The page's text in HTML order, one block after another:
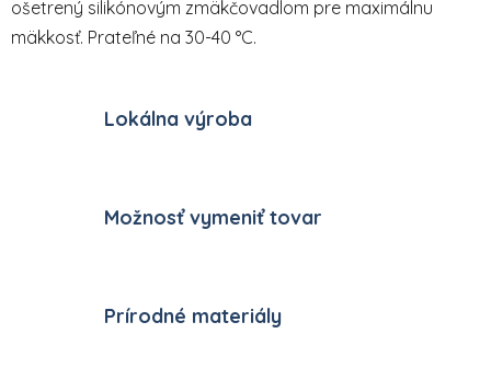
ošetrený silikónovým zmäkčovadlom pre maximálnu
mäkkosť. Prateľné na 30-40 °C.
Lokálna výroba
Možnosť vymeniť tovar
Prírodné materiály